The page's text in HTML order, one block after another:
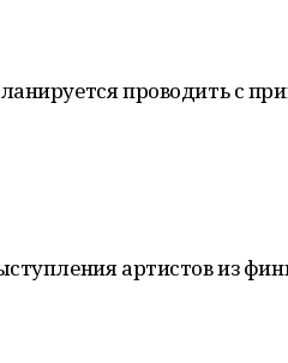
проводить с
артистов из